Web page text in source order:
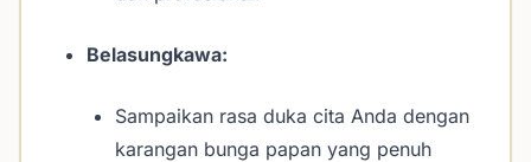
Belasungkawa:
Sampaikan rasa duka cita Anda dengan
karangan bunga papan yang penuh